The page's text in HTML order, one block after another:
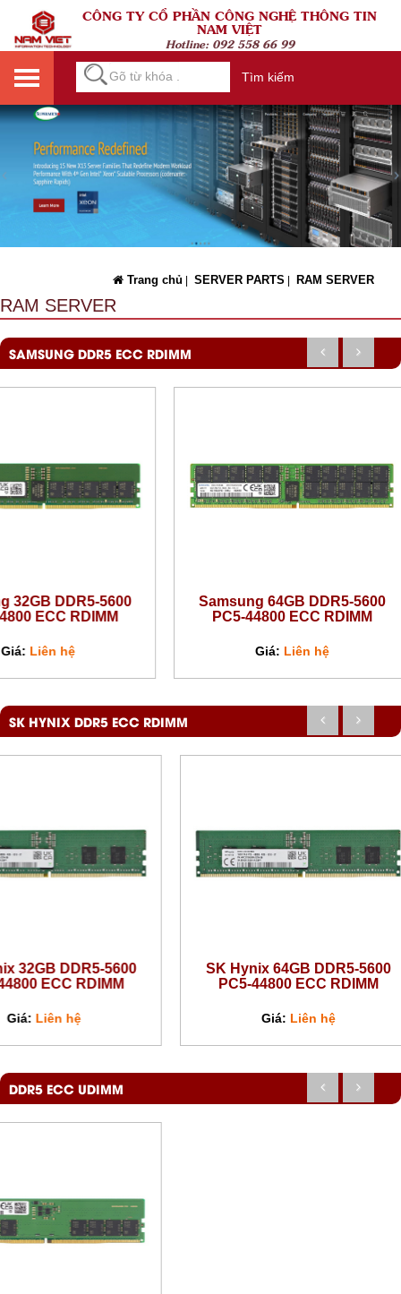
CÔNG TY CỔ PHẦN CÔNG NGHỆ THÔNG TIN
NAM VIỆT
Hotline: 092 558 66 99
Tìm kiếm
Trang chủ SERVER PARTS RAM SERVER
RAM SERVER
SAMSUNG DDR5 ECC RDIMM
DDR5-5600
RDIMM
hệ
Samsung 64GB DDR5-5600
PC5-44800 ECC RDIMM
Liên hệ
SK HYNIX DDR5 ECC RDIMM
DDR5-5600
RDIMM
hệ
SK Hynix 64GB DDR5-5600
PC5-44800 ECC RDIMM
Liên hệ
DDR5 ECC UDIMM